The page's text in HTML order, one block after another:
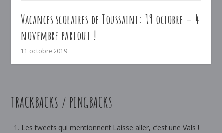
Vacances scolaires de Toussaint: 19 octobre – 4
novembre partout !
11 octobre 2019
TRACKBACKS / PINGBACKS
Les tweets qui mentionnent Laisse aller, c’est une Vals !